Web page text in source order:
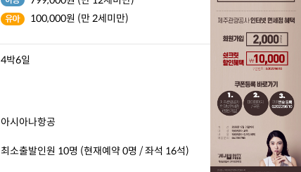
100,000원 (만 2세미만)
4박6일
아시아나항공
최소출발인원 10명 (현재예약 0명 / 좌석 16석)